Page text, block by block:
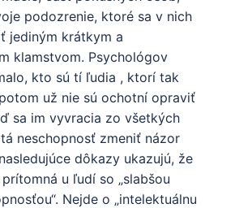
podozrenie, ktoré sa v nich
jediným krátkym a
klamstvom. Psychológov
kto sú tí ľudia , ktorí tak
už nie sú ochotní opraviť
sa im vyvracia zo všetkých
neschopnosť zmeniť názor
dôkazy ukazujú, že
u ľudí so „slabšou
Nejde o „intelektuálnu